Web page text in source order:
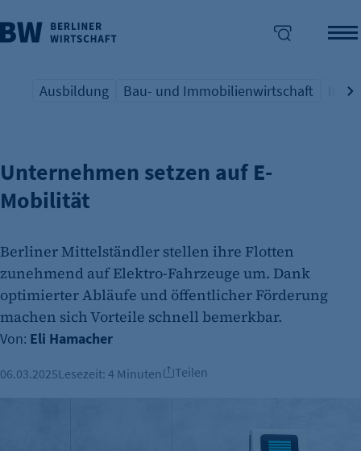
überspringen
Übersicht Schlagwort
Ausbildung
Übersicht Schlagwort
Bau- und Immobilienwirtschaft
NACHHALTIGE FLOTTE
Unternehmen setzen auf E-
Mobilität
Berliner Mittelständler stellen ihre Flotten
zunehmend auf Elektro-Fahrzeuge um. Dank
optimierter Abläufe und öffentlicher Förderung
machen sich Vorteile schnell bemerkbar.
Von: Eli Hamacher
06.03.2025Lesezeit: 4 Minuten Teilen